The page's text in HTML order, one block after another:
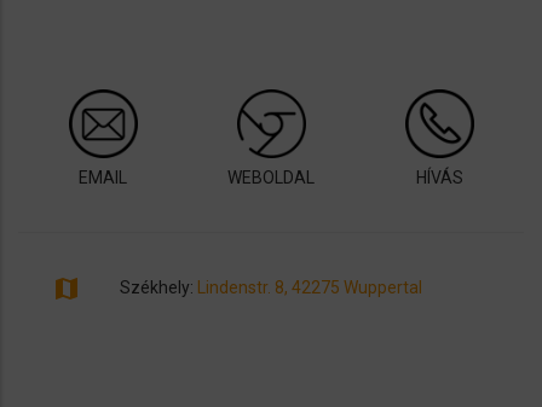
EMAIL WEBOLDAL HÍVÁS
map Székhely: Lindenstr. 8, 42275 Wuppertal